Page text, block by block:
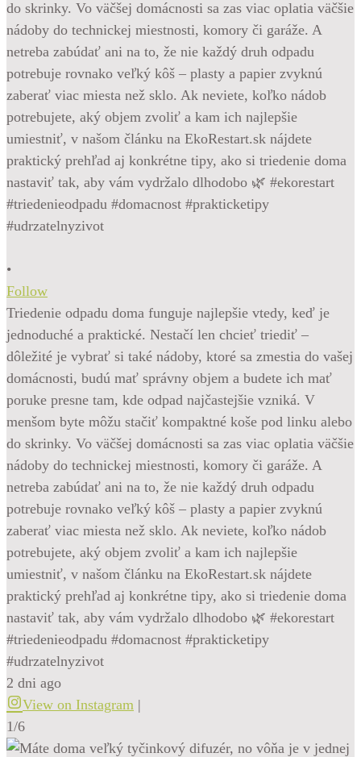
•
Follow
Triedenie odpadu doma funguje najlepšie vtedy, keď je
jednoduché a praktické. Nestačí len chcieť triediť –
dôležité je vybrať si také nádoby, ktoré sa zmestia do vašej
domácnosti, budú mať správny objem a budete ich mať
poruke presne tam, kde odpad najčastejšie vzniká. V
menšom byte môžu stačiť kompaktné koše pod linku alebo
do skrinky. Vo väčšej domácnosti sa zas viac oplatia väčšie
nádoby do technickej miestnosti, komory či garáže. A
netreba zabúdať ani na to, že nie každý druh odpadu
potrebuje rovnako veľký kôš – plasty a papier zvyknú
zaberať viac miesta než sklo. Ak neviete, koľko nádob
potrebujete, aký objem zvoliť a kam ich najlepšie
umiestniť, v našom článku na EkoRestart.sk nájdete
praktický prehľad aj konkrétne tipy, ako si triedenie doma
nastaviť tak, aby vám vydržalo dlhodobo 🌿 #ekorestart
#triedenieodpadu #domacnost #prakticketipy
#udrzatelnyzivot
2 dni ago
View on Instagram |
1/6